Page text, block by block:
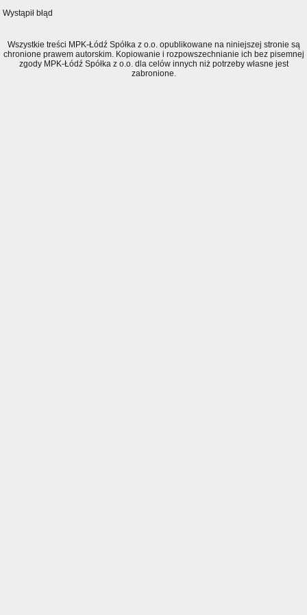
Wystąpił błąd
Wszystkie treści MPK-Łódź Spółka z o.o. opublikowane na niniejszej stronie są
chronione prawem autorskim. Kopiowanie i rozpowszechnianie ich bez pisemnej
zgody MPK-Łódź Spółka z o.o. dla celów innych niż potrzeby własne jest
zabronione.